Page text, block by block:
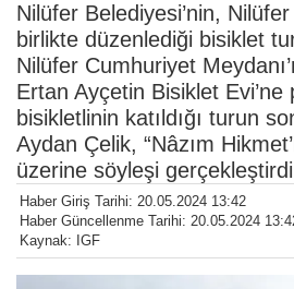
Nilüfer Belediyesi’nin,
birlikte düzenlediği bisiklet
Nilüfer Cumhuriyet
Ertan Ayçetin Bisiklet Evi’ne
bisikletlinin katıldığı turun
Aydan Çelik, “Nâzım
üzerine söyleşi
Haber Giriş Tarihi: 20.05.2024 13:42
Haber Güncellenme Tarihi: 20.05.2024
Kaynak: IGF